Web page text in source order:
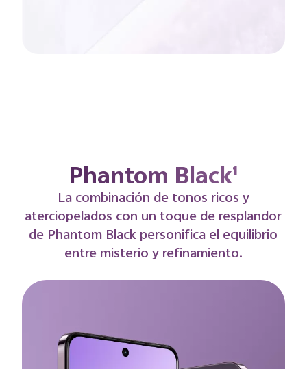
Fantasy Purple¹
Tomando los hermosos tonos pastel del
firmamento al atardecer como fuente de
inspiración, Fantasy Purple combina
agradables notas de color lila con un